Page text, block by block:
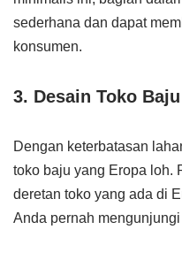
sederhana dan dapat
konsumen.
3. Desain Toko
Dengan keterbatasan
toko baju yang Eropa loh.
deretan toko yang ada di
Anda pernah